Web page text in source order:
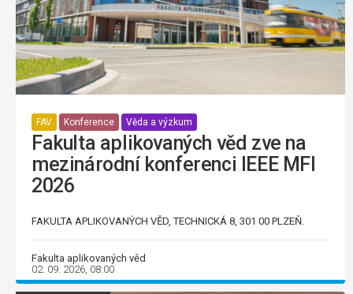
FAV Konference Věda a výzkum
Fakulta aplikovaných věd zve na
mezinárodní konferenci IEEE MFI
2026
FAKULTA APLIKOVANÝCH VĚD, TECHNICKÁ 8, 301 00 PLZEŇ.
Fakulta aplikovaných věd
02. 09. 2026, 08:00